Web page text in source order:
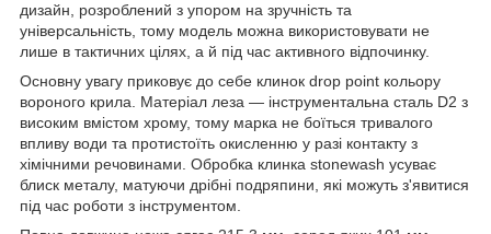
дизайн, розроблений з упором на зручність та
універсальність, тому модель можна використовувати не
лише в тактичних цілях, а й під час активного відпочинку.
Основну увагу приковує до себе клинок drop point кольору
вороного крила. Матеріал леза — інструментальна сталь D2 з
високим вмістом хрому, тому марка не боїться тривалого
впливу води та протистоїть окисленню у разі контакту з
хімічними речовинами. Обробка клинка stonewash усуває
блиск металу, матуючи дрібні подряпини, які можуть з'явитися
під час роботи з інструментом.